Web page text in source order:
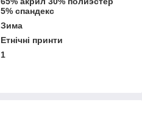
5% спандекс
Зима
Етнічні принти
1